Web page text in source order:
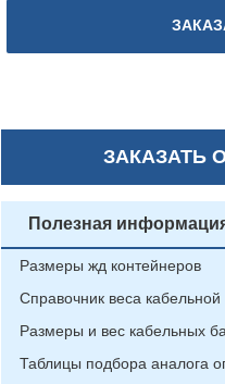
ЗАКАЗАТЬ
Полезная
Размеры жд контейнеров
Справочник веса кабельной
Размеры и вес кабельных
Таблицы подбора аналога